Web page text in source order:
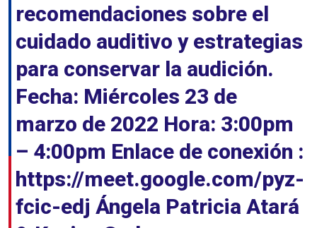
recomendaciones sobre el
cuidado auditivo y estrategias
para conservar la audición.
Fecha: Miércoles 23 de
marzo de 2022 Hora: 3:00pm
– 4:00pm Enlace de conexión :
https://meet.google.com/pyz-
fcic-edj Ángela Patricia Atará